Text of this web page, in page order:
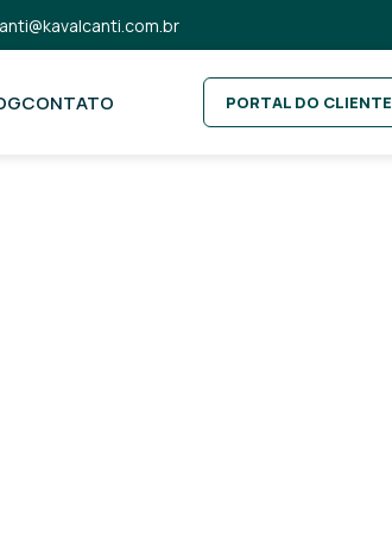
CONTATO PORTAL DO CLIENTE